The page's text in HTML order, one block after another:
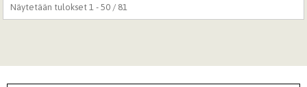
Näytetään tulokset 1 - 50 / 81